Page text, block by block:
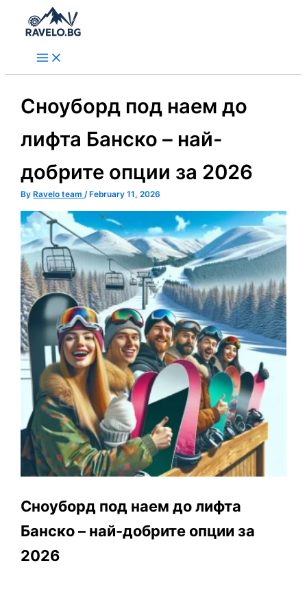
content
Сноуборд под наем до
лифта Банско – най-
добрите опции за 2026
ByRavelo team/February 11, 2026
Сноуборд под наем до лифта
Банско – най-добрите опции за
2026